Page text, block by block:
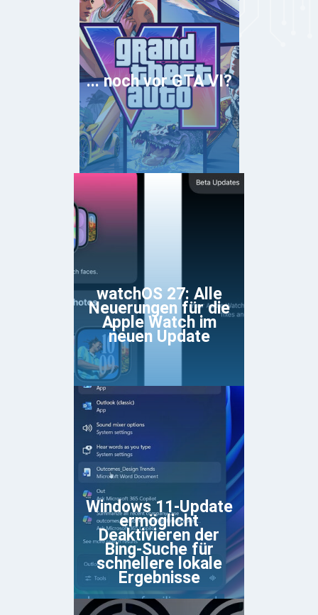
... noch vor GTA VI?
watchOS 27: Alle
Neuerungen für die
Apple Watch im
neuen Update
Windows 11-Update
ermöglicht
Deaktivieren der
Bing-Suche für
schnellere lokale
Ergebnisse